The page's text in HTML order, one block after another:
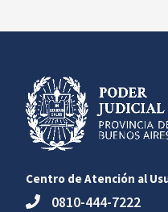
Centro de Atención al
0810-444-7222